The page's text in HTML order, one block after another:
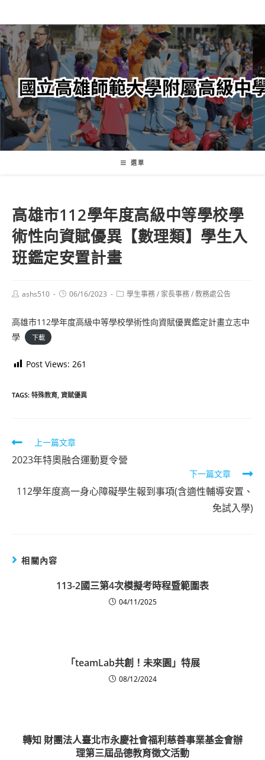
轉
至
主
內
容
選單
高雄市112學年度高級中等學校學
術性向資賦優異【數理類】學生入
班鑑定安置計畫
Postashs510
Post06/16/2023
Post學生事務/ 家長事務/教務處公告
高雄市112學年度高級中等學校學術性向資賦優異鑑定計畫立志中
學
下載
Post Views: 261
TAGS: 特殊教育 資賦優異
Read
more
上一篇文章
2023年特奧融合運動夏令營
下一篇文章
112學年度高一身心障礙學生報到事項(含適性輔導安置、
免試入學)
相關內容
113-2國三第4次模擬考時程暨範圍表
04/11/2025
「teamLab共創！未來園」特展
08/12/2024
轉知 財團法人臺北市永慶社會福利慈善事業基金會辦
理第三屆品德教育徵文活動